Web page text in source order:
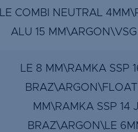
LE COMBI NEUTRAL
ALU 15
LE 8 MM\RAMKA SSP
MM\RAMKA SSP 14 J
BRAZ\ARGON\LE